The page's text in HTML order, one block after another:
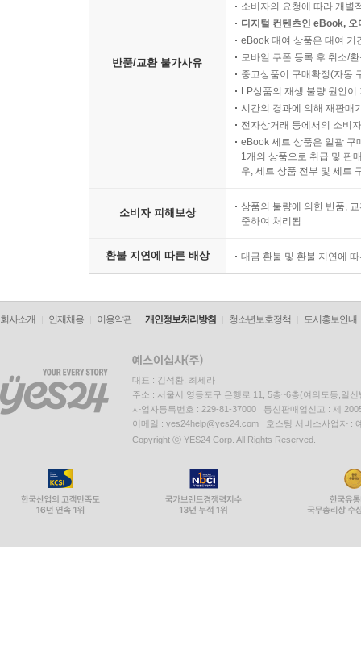
반품/교환 불가사유
소비자의 요청에 따라 개별
디지털 컨텐츠인 eBook,
eBook 대여 상품은 대여 기
모바일 쿠폰 등록 후 취소/
중고상품이 구매확정(자동
LP상품의 재생 불량 원인
시간의 경과에 의해 재판매
전자상거래 등에서의 소비
eBook 세트 상품은 일괄 구
1개의 상품으로 취급 및 판
우, 세트 상품 전부 및 세트
소비자 피해보상
상품의 불량에 의한 반품,
준하여 처리됨
환불 지연에 따른 배상 대금 환불 및 환불 지연에
회사소개 인재채용 이용약관 개인정보처리방침 청소년보호정책 도서홍보안내
대표 : 김석환, 최세라
주소 : 서울시 영등포구 은행로 11, 5층~6층(여의도동,일신
사업자등록번호 : 229-81-37000 통신판매업신고 : 제
이메일 : yes24help@yes24.com 호스팅 서비스사업자 :
Copyright ⓒ YES24 Corp. All Rights Reserved.